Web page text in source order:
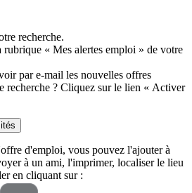
recherche.
rubrique « Mes alertes emploi » de votre
par e-mail les nouvelles offres
recherche ? Cliquez sur le lien « Activer
d'emploi, vous pouvez l'ajouter à
à un ami, l'imprimer, localiser le lieu
en cliquant sur :